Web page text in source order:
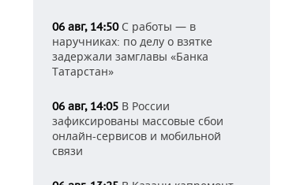
06 авг, 14:50С работы — в
наручниках: по делу о взятке
задержали замглавы «Банка
Татарстан»
06 авг, 14:05 В России
зафиксированы массовые сбои
онлайн-сервисов и мобильной
связи